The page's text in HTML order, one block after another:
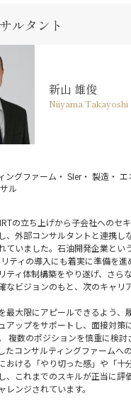
ルタント
新山 雄俊
Niiyama Takayoshi
ングファーム ・ SIer・ 製造 ・
ル
の立ち上げから子会社へのセ
、外部コンサルタントと連携し
ていました。石油開発企業とい
ティの導入にも着実に準備を進
ティ体制構築をやり遂げ、さら
なビジョンのもと、次のキャリ
最大限にアピールできるよう、
アップをサポートし、面接対策
複数のポジションを慎重に検討
たコンサルティングファームへ
おける「やり切った感」や「十
、これまでのスキルが正当に評
レンジされています。